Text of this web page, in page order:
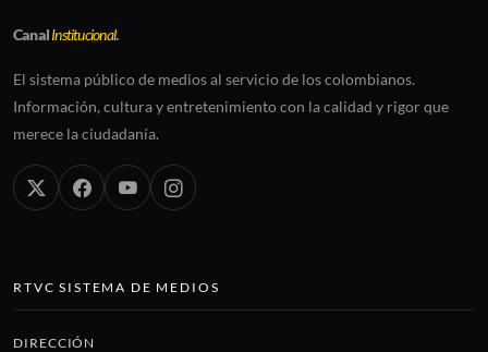
CanalInstitucional.
El sistema público de medios al servicio de los colombianos.
Información, cultura y entretenimiento con la calidad y rigor que
merece la ciudadanía.
RTVC SISTEMA DE MEDIOS
DIRECCIÓN